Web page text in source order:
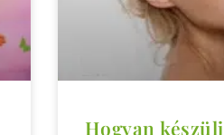
Hogyan